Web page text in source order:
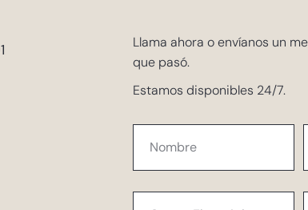
Llama ahora o envíanos un
que pasó.
Estamos disponibles 24/7.